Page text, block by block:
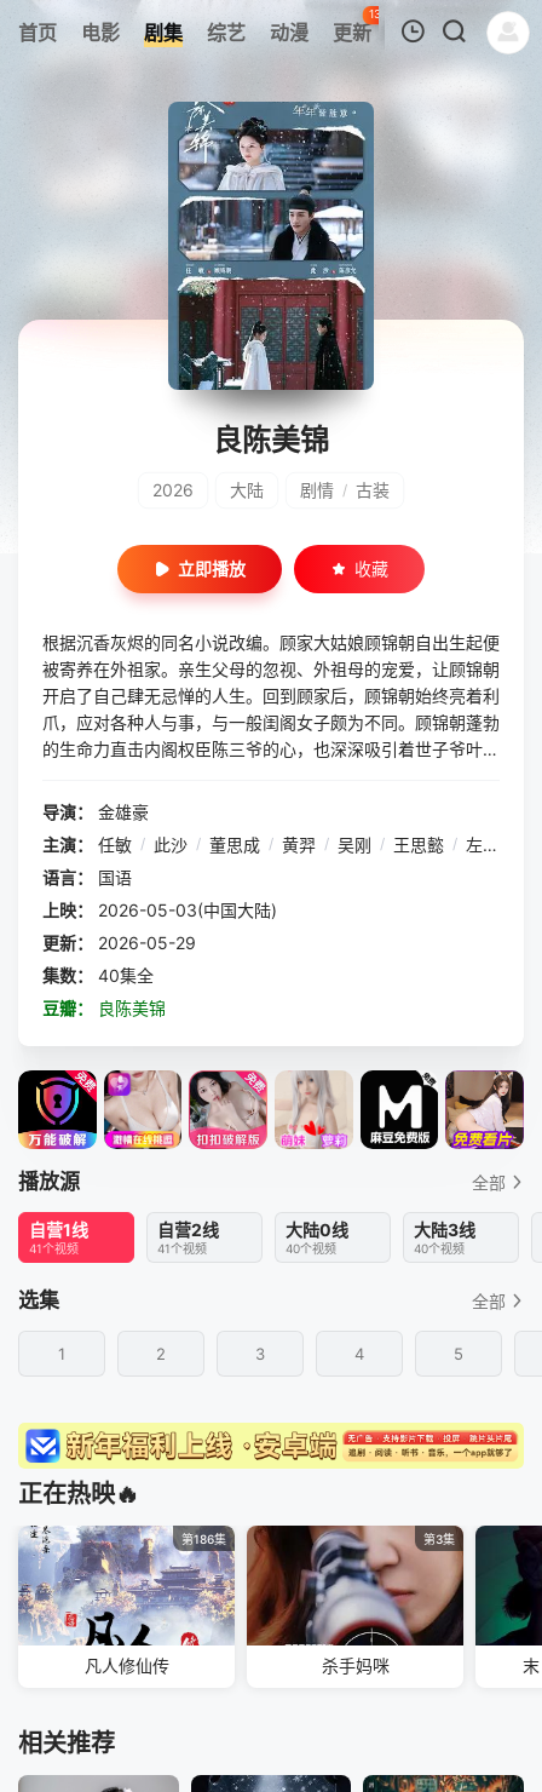
首页 电影 剧集 综艺 动漫 更新
134
热榜 APP
暂无观看影片的记录
良陈美锦
2026 大陆 剧情 / 古装
立即播放 收藏
根据沉香灰烬的同名小说改编。顾家大姑娘顾锦朝自出生起便
被寄养在外祖家。亲生父母的忽视、外祖母的宠爱，让顾锦朝
开启了自己肆无忌惮的人生。回到顾家后，顾锦朝始终亮着利
爪，应对各种人与事，与一般闺阁女子颇为不同。顾锦朝蓬勃
的生命力直击内阁权臣陈三爷的心，也深深吸引着世子爷叶
观。在她逐渐看清了自己内心之后，她坚定地选择了那个尊重
合格的重臣夫人，辅佐陈三爷一步步登上首辅之位，与陈三爷
携手，将利国利民的一系列政策
导演：
金雄豪
主演：
任敏 / 此沙 / 董思成 / 黄羿 / 吴刚 / 王思懿 / 左叶
语言：
国语
上映：
2026-05-03(中国大陆)
更新：
2026-05-29
集数：
40集全
豆瓣：
良陈美锦
播放源 全部
自营1线
41个视频
自营2线
41个视频
大陆0线
40个视频
大陆3线
40个视频
选集 全部
1 2 3 4 5
正在热映🔥
第186集
凡人修仙传
第3集
杀手妈咪
相关推荐